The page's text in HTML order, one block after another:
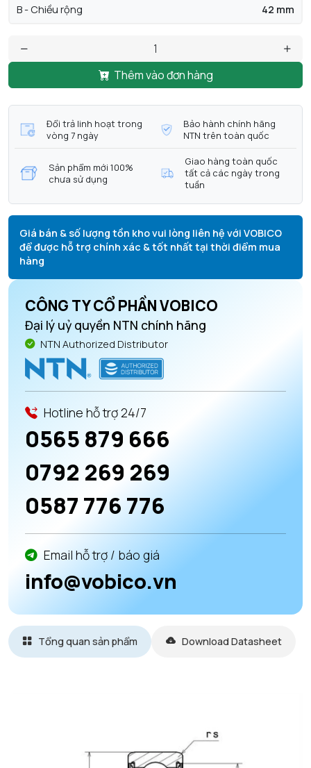
B - Chiều rộng 42 mm
Thêm vào đơn hàng
Đổi trả linh hoạt trong
vòng 7 ngày
Bảo hành chính hãng
NTN trên toàn quốc
Sản phẩm mới 100%
chưa sử dụng
Giao hàng toàn quốc
tất cả các ngày trong
tuần
Giá bán & số lượng tồn kho vui lòng liên hệ với VOBICO
để được hỗ trợ chính xác & tốt nhất tại thời điểm mua
hàng
CÔNG TY CỔ PHẦN VOBICO
Đại lý uỷ quyền NTN chính hãng
NTN Authorized Distributor
Hotline hỗ trợ 24/7
0565 879 666
0792 269 269
0587 776 776
Email hỗ trợ / báo giá
info@vobico.vn
Tổng quan sản phẩm Download Datasheet